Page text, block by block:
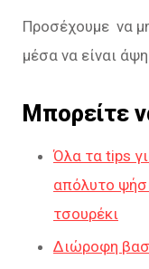
Προσέχουμε να
μέσα να είναι
Μπορείτε
Όλα τα tips
απόλυτο
τσουρέκι
Διώροφη